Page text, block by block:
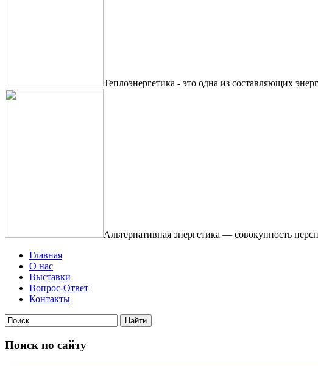
Теплоэнергетика - это одна из составляющих
Альтернативная энергетика — совокупность
Главная
О нас
Выставки
Вопрос-Ответ
Контакты
Поиск по сайту